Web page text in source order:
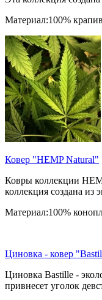
Материал:100%
Ковер "HEMP Natural"
Ковры коллекции
коллекция создана из
Материал:100%
Циновка - ковер
Циновка Bastille -
привнесет уголок